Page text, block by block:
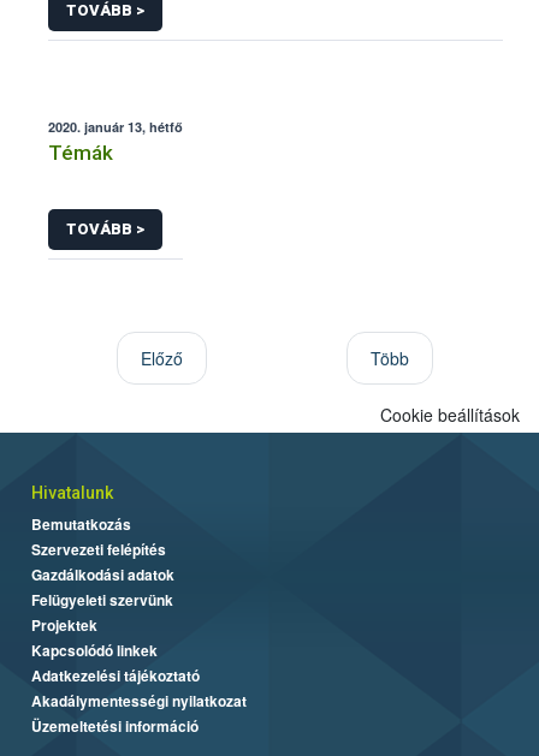
TOVÁBB >
2020. január 13, hétfő
Témák
TOVÁBB >
Előző Több
Cookie beállítások
Hivatalunk
Bemutatkozás
Szervezeti felépítés
Gazdálkodási adatok
Felügyeleti szervünk
Projektek
Kapcsolódó linkek
Adatkezelési tájékoztató
Akadálymentességi nyilatkozat
Üzemeltetési információ